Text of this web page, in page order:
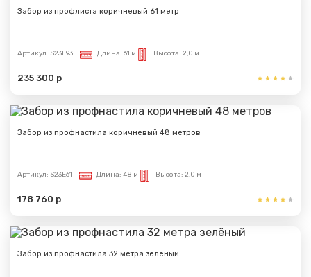
Забор из профлиста коричневый 61 метр
Артикул: S23E93 Длина: 61 м Высота: 2,0 м
235 300 р
Забор из профнастила коричневый 48 метров
Артикул: S23E61 Длина: 48 м Высота: 2,0 м
178 760 р
Забор из профнастила 32 метра зелёный